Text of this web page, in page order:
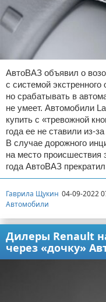
АвтоВАЗ объявил о
с системой
но срабатывать в
не умеет. Автомобили
купить с «тревожной
года ее не ставили из-
В случае дорожного
на место
года АвтоВАЗ прекратил
Гаврила Щукин 04-09-2022
Автомобили
Дилеры Renault
через «дочку»